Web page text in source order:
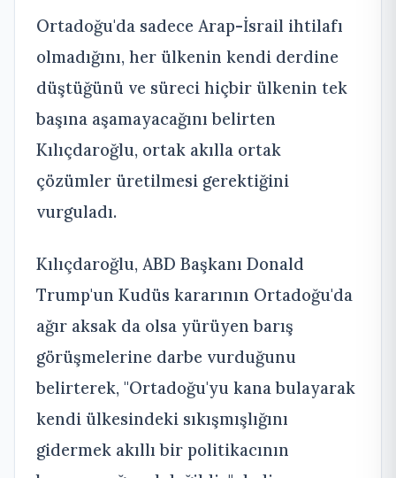
Ortadoğu'da sadece Arap-İsrail ihtilafı
olmadığını, her ülkenin kendi derdine
düştüğünü ve süreci hiçbir ülkenin tek
başına aşamayacağını belirten
Kılıçdaroğlu, ortak akılla ortak
çözümler üretilmesi gerektiğini
vurguladı.
Kılıçdaroğlu, ABD Başkanı Donald
Trump'un Kudüs kararının Ortadoğu'da
ağır aksak da olsa yürüyen barış
görüşmelerine darbe vurduğunu
belirterek, "Ortadoğu'yu kana bulayarak
kendi ülkesindeki sıkışmışlığını
gidermek akıllı bir politikacının